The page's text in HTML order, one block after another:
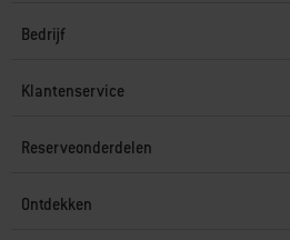
Bedrijf
Klantenservice
Reserveonderdelen
Ontdekken